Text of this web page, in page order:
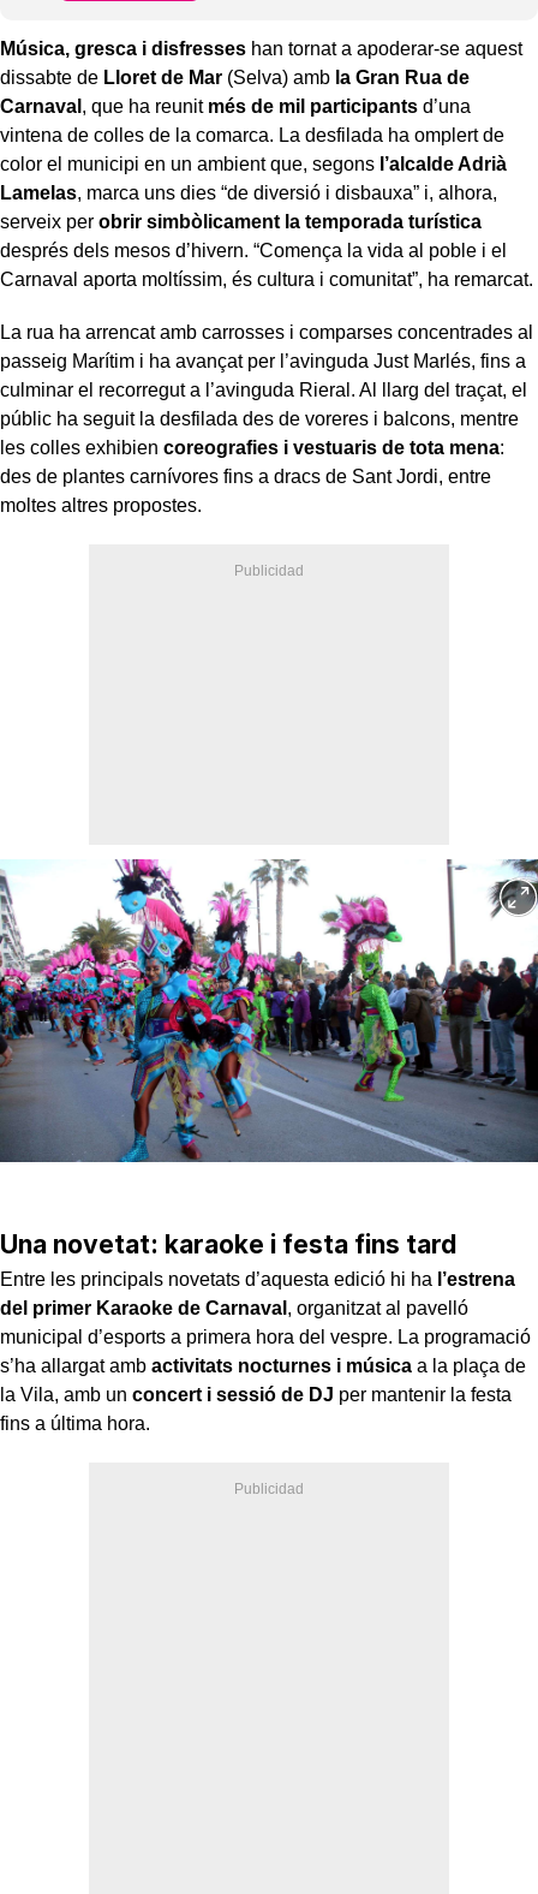
Música, gresca i disfresses han tornat a apoderar-se aquest
dissabte de Lloret de Mar (Selva) amb la Gran Rua de
Carnaval , que ha reunit més de mil participants d’una
vintena de colles de la comarca. La desfilada ha omplert de
color el municipi en un ambient que, segons l’alcalde Adrià
Lamelas, marca uns dies “de diversió i disbauxa” i, alhora,
serveix per obrir simbòlicament la temporada turística
després dels mesos d’hivern. “Comença la vida al poble i el
Carnaval aporta moltíssim, és cultura i comunitat”, ha remarcat.
La rua ha arrencat amb carrosses i comparses concentrades al
passeig Marítim i ha avançat per l’avinguda Just Marlés, fins a
culminar el recorregut a l’avinguda Rieral. Al llarg del traçat, el
públic ha seguit la desfilada des de voreres i balcons, mentre
les colles exhibien coreografies i vestuaris de tota mena:
des de plantes carnívores fins a dracs de Sant Jordi, entre
moltes altres propostes.
Una novetat: karaoke i festa fins tard
Entre les principals novetats d’aquesta edició hi ha l’estrena
del primer Karaoke de Carnaval , organitzat al pavelló
municipal d’esports a primera hora del vespre. La programació
s’ha allargat amb activitats nocturnes i música a la plaça de
la Vila, amb un concert i sessió de DJ per mantenir la festa
fins a última hora.